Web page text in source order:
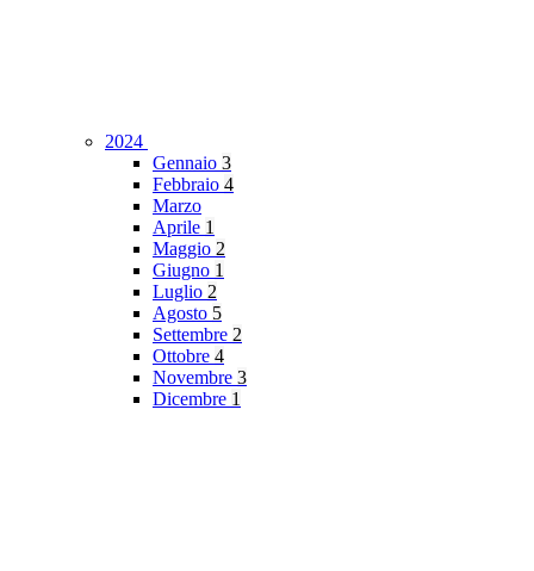
2024
Gennaio 3
Febbraio 4
Marzo
Aprile 1
Maggio 2
Giugno 1
Luglio 2
Agosto 5
Settembre 2
Ottobre 4
Novembre 3
Dicembre 1